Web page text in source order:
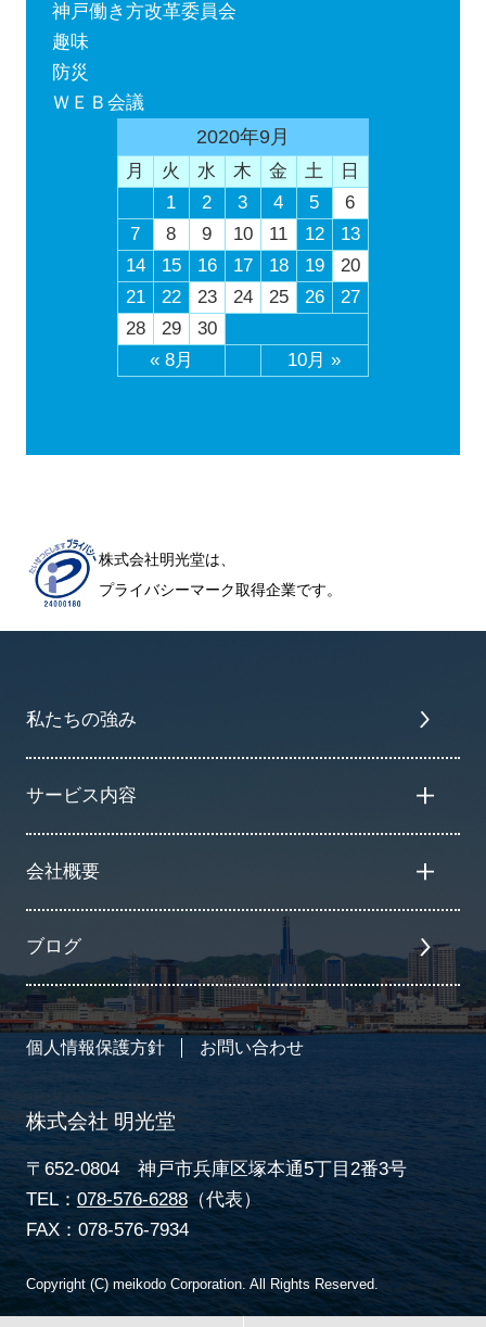
神戸働き方改革委員会
趣味
防災
ＷＥＢ会議
2020年9月
月 火 水 木 金 土 日
« 8月 10月 »
1 2 3 4 5
6
7
8 9 10 11 12
13
14
15 16 17 18 19
20
21
22 23 24 25 26
27
28
29 30
株式会社明光堂は、
プライバシーマーク取得企業です。
私たちの強み
サービス内容
会社概要
ブログ
個人情報保護方針 お問い合わせ
株式会社 明光堂
〒652-0804 神戸市兵庫区塚本通5丁目2番3号
TEL： 078-576-6288（代表）
FAX：078-576-7934
Copyright (C) meikodo Corporation. All Rights Reserved.